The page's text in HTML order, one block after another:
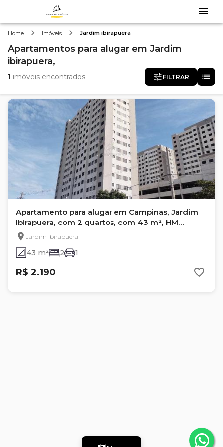
Home Imóveis Jardim ibirapuera
Apartamentos para alugar em Jardim
ibirapuera,
1 imóveis encontrados FILTRAR
Apartamento para alugar em Campinas, Jardim
Ibirapuera, com 2 quartos, com 43 m², HM
Intense
Jardim Ibirapuera
43 m² 2 1
R$ 2.190